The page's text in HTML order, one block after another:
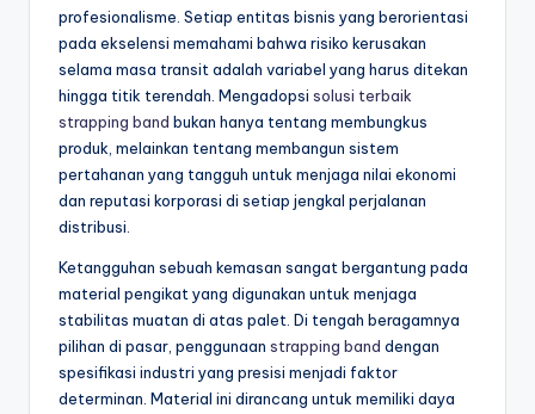
profesionalisme. Setiap entitas bisnis yang berorientasi
pada ekselensi memahami bahwa risiko kerusakan
selama masa transit adalah variabel yang harus ditekan
hingga titik terendah. Mengadopsi solusi terbaik
strapping band bukan hanya tentang membungkus
produk, melainkan tentang membangun sistem
pertahanan yang tangguh untuk menjaga nilai ekonomi
dan reputasi korporasi di setiap jengkal perjalanan
distribusi.
Ketangguhan sebuah kemasan sangat bergantung pada
material pengikat yang digunakan untuk menjaga
stabilitas muatan di atas palet. Di tengah beragamnya
pilihan di pasar, penggunaan strapping band dengan
spesifikasi industri yang presisi menjadi faktor
determinan. Material ini dirancang untuk memiliki daya